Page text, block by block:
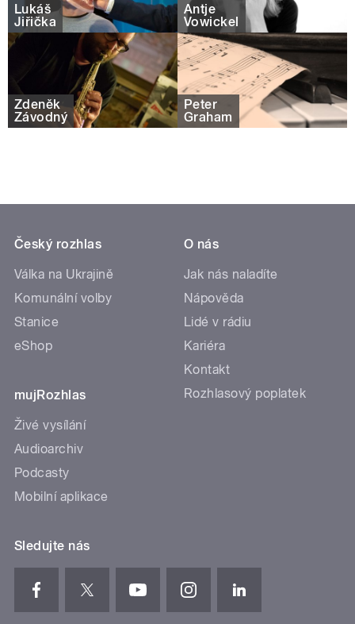
Lukáš
Jiřička
Antje
Vowickel
Zdeněk
Závodný
Peter
Graham
Český rozhlas
Válka na Ukrajině
Komunální volby
Stanice
eShop
mujRozhlas
Živé vysílání
Audioarchiv
Podcasty
Mobilní aplikace
O nás
Jak nás naladíte
Nápověda
Lidé v rádiu
Kariéra
Kontakt
Rozhlasový poplatek
Sledujte nás